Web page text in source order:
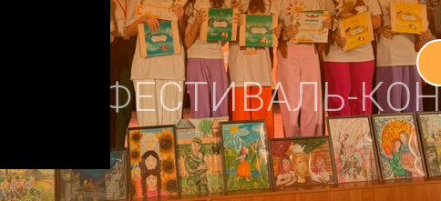
ФЕСТИВАЛЬ-
Принять